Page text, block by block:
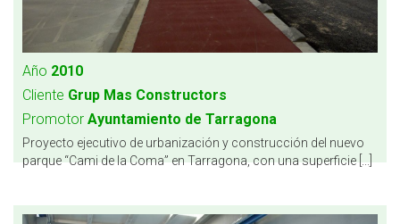
Año 2010
Cliente Grup Mas Constructors
Promotor Ayuntamiento de Tarragona
Proyecto ejecutivo de urbanización y construcción del nuevo
parque “Cami de la Coma” en Tarragona, con una superficie [...]